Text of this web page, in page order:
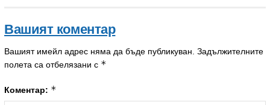
Вашият коментар
Вашият имейл адрес няма да бъде публикуван. Задължителните
полета са отбелязани с *
Коментар: *